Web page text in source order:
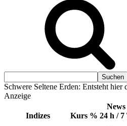
Schwere Seltene Erden: Entsteht
Anzeige
Indizes Kurs %
News
24 h / 7